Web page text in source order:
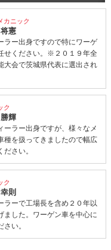
カニック
憲
ラー出身ですので特にワーゲ
せください。※２０１９年全
大会で茨城県代表に選出され
ク
輝
ーラー出身ですが、様々なメ
種を扱ってきましたので幅広
ださい。
ク
則
ラーで工場長を含め２０年以
ました。ワーゲン車を中心に
さい。